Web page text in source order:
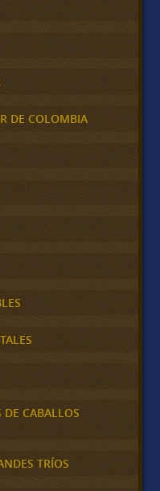
DE COLOMBIA
DE CABALLOS
TRÍOS